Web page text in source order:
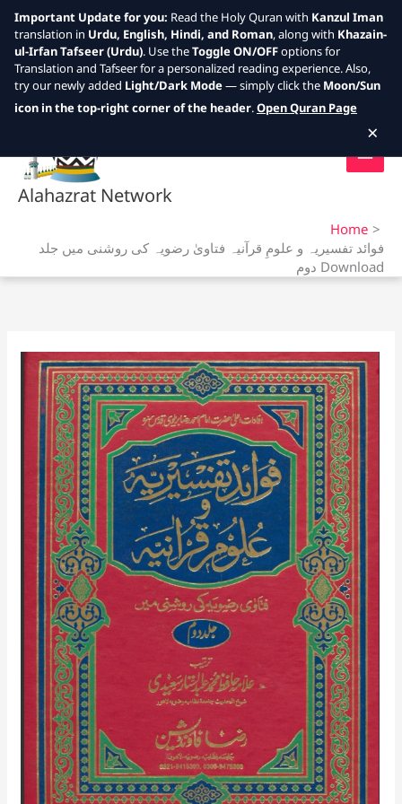
Skip
Alahazrat Network
Home
فوائد تفسیریہ و علومِ قرآنیہ فتاویٰ رضویہ کی روشنی میں جلد
دوم Download
Important Update for you: Read the Holy Quran with Kanzul Iman
translation in Urdu, English, Hindi, and Roman, along with Khazain-
ul-Irfan Tafseer (Urdu). Use theToggle ON/OFFoptions for
Translation and Tafseer for a personalized reading experience. Also,
try our newly added Light/Dark Mode— simply click the Moon/Sun
icon in the top-right corner of the header.Open Quran Page
×